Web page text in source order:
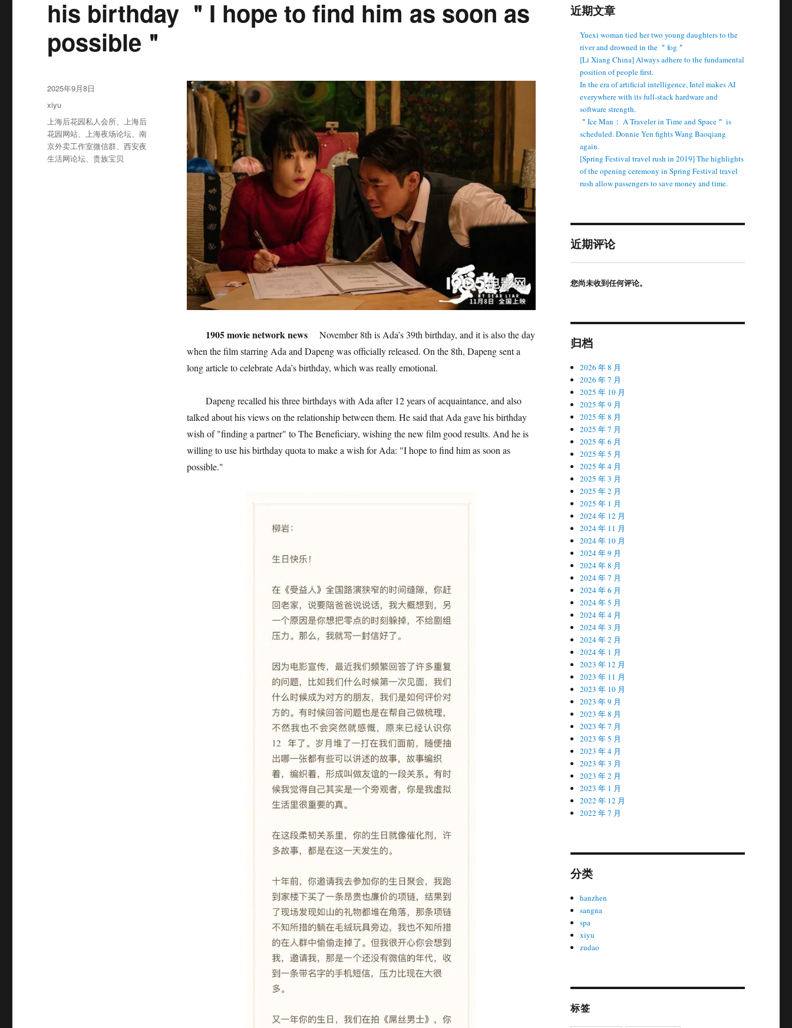
his birthday ＂I hope to find him as soon as
possible＂
1905 movie network newsNovember 8th is Ada’s 39th birthday, and it is also the day
when the film starring Ada and Dapeng was officially released. On the 8th, Dapeng sent a
long article to celebrate Ada’s birthday, which was really emotional.
Dapeng recalled his three birthdays with Ada after 12 years of acquaintance, and also
talked about his views on the relationship between them. He said that Ada gave his birthday
wish of "finding a partner" to The Beneficiary, wishing the new film good results. And he is
willing to use his birthday quota to make a wish for Ada: "I hope to find him as soon as
possible."
发
布
于
2025年9月8日
分
类
xiyu
标
签
上海后花园私人会所、上海后
花园网站、上海夜场论坛、南
京外卖工作室微信群、西安夜
生活网论坛、贵族宝贝
近期文章
Yuexi woman tied her two young daughters to the
river and drowned in the ＂fog＂
[Li Xiang China] Always adhere to the fundamental
position of people first.
In the era of artificial intelligence, Intel makes AI
everywhere with its full-stack hardware and
software strength.
＂Ice Man： A Traveler in Time and Space＂ is
scheduled. Donnie Yen fights Wang Baoqiang
again.
[Spring Festival travel rush in 2019] The highlights
of the opening ceremony in Spring Festival travel
rush allow passengers to save money and time.
近期评论
您尚未收到任何评论。
归档
2026 年 8 月
2026 年 7 月
2025 年 10 月
2025 年 9 月
2025 年 8 月
2025 年 7 月
2025 年 6 月
2025 年 5 月
2025 年 4 月
2025 年 3 月
2025 年 2 月
2025 年 1 月
2024 年 12 月
2024 年 11 月
2024 年 10 月
2024 年 9 月
2024 年 8 月
2024 年 7 月
2024 年 6 月
2024 年 5 月
2024 年 4 月
2024 年 3 月
2024 年 2 月
2024 年 1 月
2023 年 12 月
2023 年 11 月
2023 年 10 月
2023 年 9 月
2023 年 8 月
2023 年 7 月
2023 年 5 月
2023 年 4 月
2023 年 3 月
2023 年 2 月
2023 年 1 月
2022 年 12 月
2022 年 7 月
分类
hanzhen
sangna
spa
xiyu
zudao
标签